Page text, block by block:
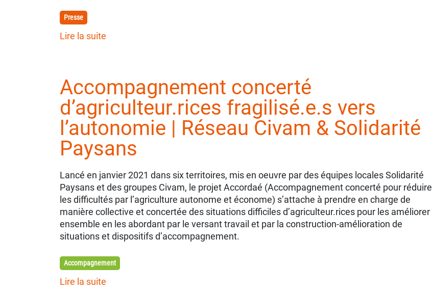
Presse
Lire la suite
Accompagnement concerté
d’agriculteur.rices fragilisé.e.s vers
l’autonomie | Réseau Civam & Solidarité
Paysans
Lancé en janvier 2021 dans six territoires, mis en oeuvre par des équipes locales Solidarité
Paysans et des groupes Civam, le projet Accordaé (Accompagnement concerté pour réduire
les difficultés par l’agriculture autonome et économe) s’attache à prendre en charge de
manière collective et concertée des situations difficiles d’agriculteur.rices pour les améliorer
ensemble en les abordant par le versant travail et par la construction-amélioration de
situations et dispositifs d’accompagnement.
Accompagnement
Lire la suite